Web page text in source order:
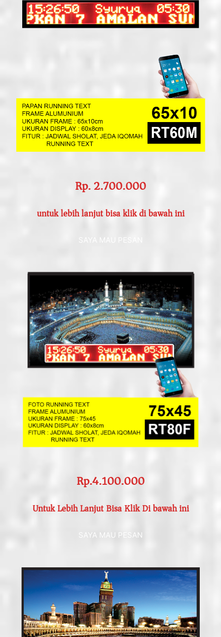
Rp. 2.700.000
untuk lebih lanjut bisa klik di bawah ini
SAYA MAU PESAN
Rp.4.100.000
Untuk Lebih Lanjut Bisa Klik Di bawah ini
SAYA MAU PESAN